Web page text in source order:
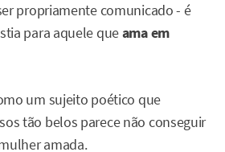
propriamente comunicado - é
para aquele queama em
um sujeito poético que
tão belos parece não conseguir
amada.